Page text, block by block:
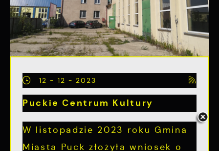
12 - 12 - 2023
Puckie Centrum Kultury
W listopadzie 2023 roku Gmina
Miasta Puck złożyła wniosek o